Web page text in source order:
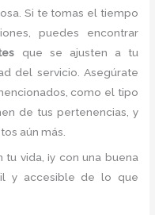
Si te tomas el tiempo
puedes encontrar
que se ajusten a tu
del servicio. Asegúrate
como el tipo
de tus pertenencias, y
aún más.
vida, ¡y con una buena
y accesible de lo que